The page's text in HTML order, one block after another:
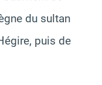
du sultan
puis de